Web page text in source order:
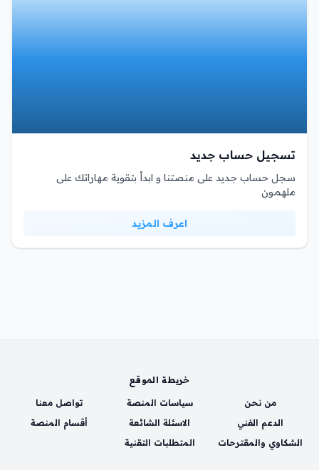
تسجيل حساب جديد
سجل حساب جديد على منصتنا و ابدأ بتقوية مهاراتك على
ملهمون
اعرف المزيد
خريطة الموقع
من نحن سياسات المنصة
تواصل معنا
الدعم الفني
الاسئلة الشائعة
أقسام المنصة
الشكاوي والمقترحات
المتطلبات التقنية